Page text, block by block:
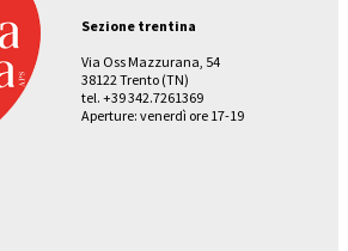
Sezione trentina
Via Oss Mazzurana, 54
38122 Trento (TN)
tel. +39 342.7261369
Aperture: venerdì ore 17-19